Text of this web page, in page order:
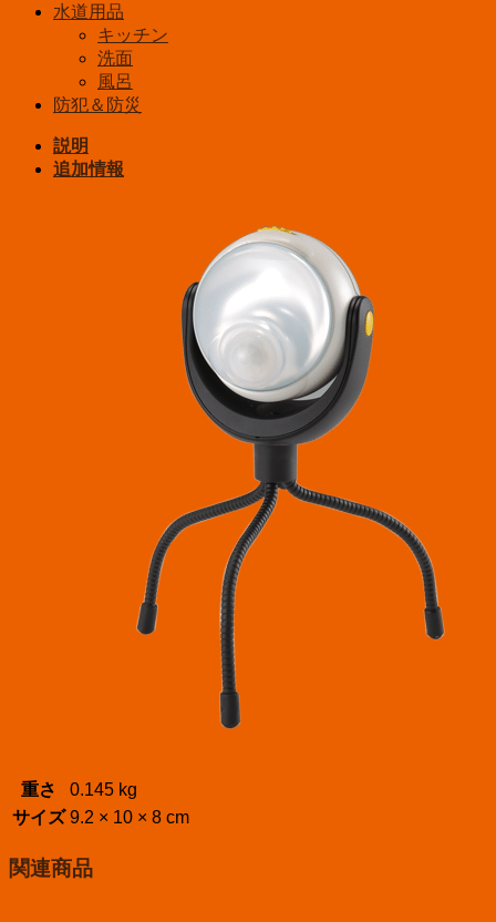
水道用品
キッチン
洗面
風呂
防犯＆防災
説明
追加情報
重さ
0.145 kg
サイズ 9.2 × 10 × 8 cm
関連商品